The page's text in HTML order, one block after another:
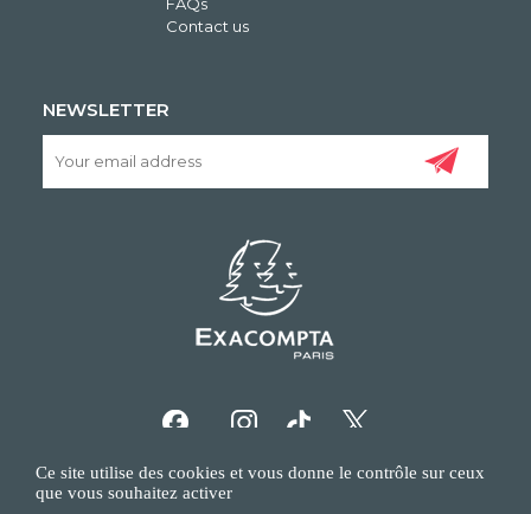
Contact us
NEWSLETTER
Ce site utilise des cookies et vous donne le contrôle sur ceux
que vous souhaitez activer